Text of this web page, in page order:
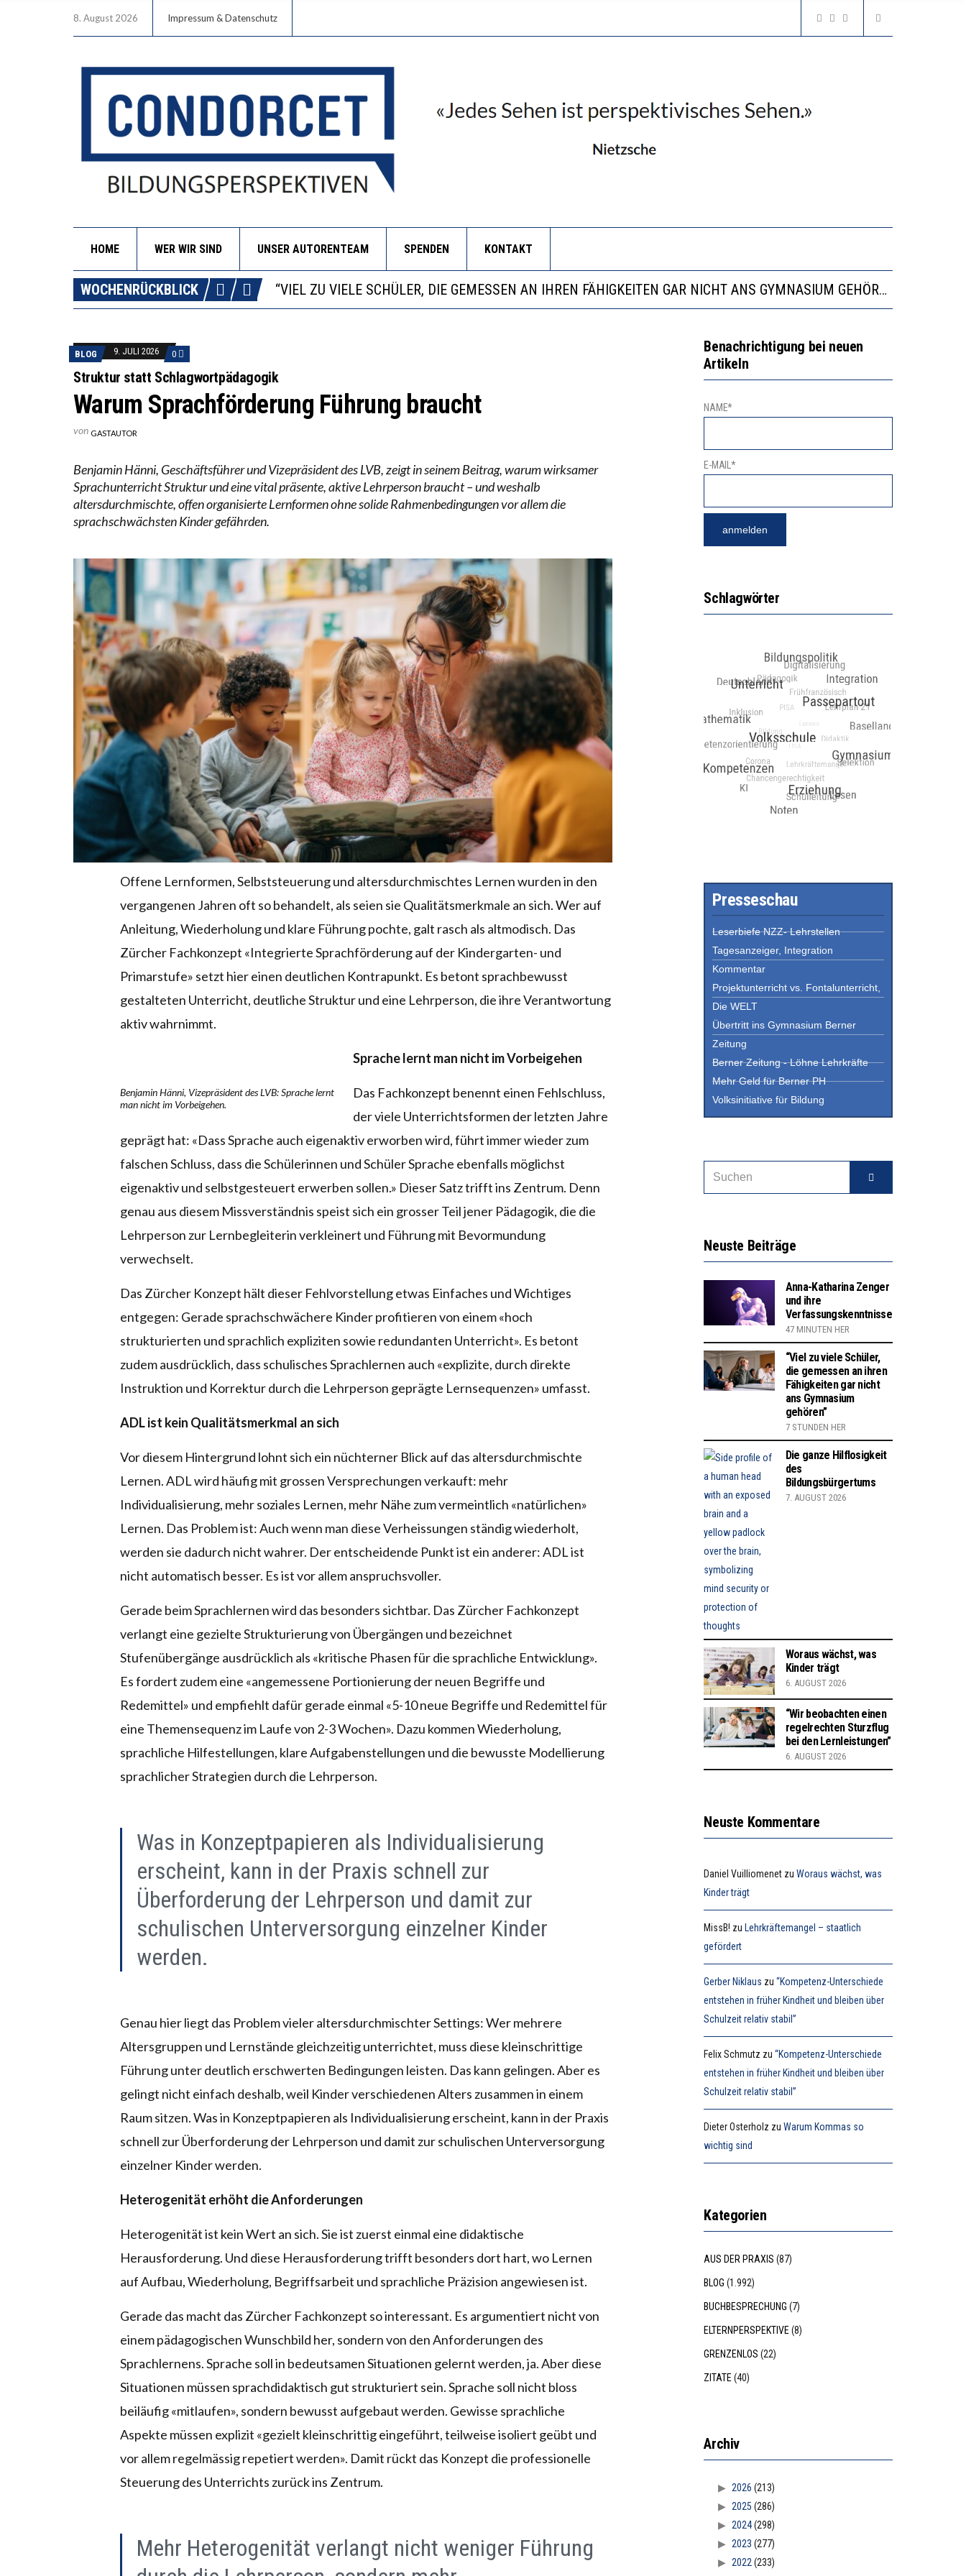
8. August 2026 Impressum & Datenschutz
HOME WER WIR SIND UNSER AUTORENTEAM SPENDEN KONTAKT
WOCHENRÜCKBLICK
“WIR BEOBACHTEN EINEN REGELRECHTEN STURZFLUG BEI DEN LERNLEISTUNGEN”
ANNA-KATHARINA ZENGER UND IHRE VERFASSUNGSKENNTNISSE
“VIEL ZU VIELE SCHÜLER, DIE GEMESSEN AN IHREN FÄHIGKEITEN GAR NICHT ANS GYMNASIUM GEHÖREN”
DIE GANZE HILFLOSIGKEIT DES BILDUNGSBÜRGERTUMS
“WIR BEOBACHTEN EINEN REGELRECHTEN STURZFLUG BEI DEN LERNLEISTUNGEN”
BLOG 9. JULI 2026 0
Struktur statt Schlagwortpädagogik
Warum Sprachförderung Führung braucht
von GASTAUTOR
Benjamin Hänni, Geschäftsführer und Vizepräsident des LVB, zeigt in seinem Beitrag, warum wirksamer
Sprachunterricht Struktur und eine vital präsente, aktive Lehrperson braucht – und weshalb
altersdurchmischte, offen organisierte Lernformen ohne solide Rahmenbedingungen vor allem die
sprachschwächsten Kinder gefährden.
Offene Lernformen, Selbststeuerung und altersdurchmischtes Lernen wurden in den
vergangenen Jahren oft so behandelt, als seien sie Qualitätsmerkmale an sich. Wer auf
Anleitung, Wiederholung und klare Führung pochte, galt rasch als altmodisch. Das
Zürcher Fachkonzept «Integrierte Sprachförderung auf der Kindergarten- und
Primarstufe» setzt hier einen deutlichen Kontrapunkt. Es betont sprachbewusst
gestalteten Unterricht, deutliche Struktur und eine Lehrperson, die ihre Verantwortung
aktiv wahrnimmt.
Benjamin Hänni, Vizepräsident des LVB: Sprache lernt
man nicht im Vorbeigehen.
Sprache lernt man nicht im Vorbeigehen
Das Fachkonzept benennt einen Fehlschluss,
der viele Unterrichtsformen der letzten Jahre
geprägt hat: «Dass Sprache auch eigenaktiv erworben wird, führt immer wieder zum
falschen Schluss, dass die Schülerinnen und Schüler Sprache ebenfalls möglichst
eigenaktiv und selbstgesteuert erwerben sollen.» Dieser Satz trifft ins Zentrum. Denn
genau aus diesem Missverständnis speist sich ein grosser Teil jener Pädagogik, die die
Lehrperson zur Lernbegleiterin verkleinert und Führung mit Bevormundung
verwechselt.
Das Zürcher Konzept hält dieser Fehlvorstellung etwas Einfaches und Wichtiges
entgegen: Gerade sprachschwächere Kinder profitieren von einem «hoch
strukturierten und sprachlich expliziten sowie redundanten Unterricht». Es betont
zudem ausdrücklich, dass schulisches Sprachlernen auch «explizite, durch direkte
Instruktion und Korrektur durch die Lehrperson geprägte Lernsequenzen» umfasst.
ADL ist kein Qualitätsmerkmal an sich
Vor diesem Hintergrund lohnt sich ein nüchterner Blick auf das altersdurchmischte
Lernen. ADL wird häufig mit grossen Versprechungen verkauft: mehr
Individualisierung, mehr soziales Lernen, mehr Nähe zum vermeintlich «natürlichen»
Lernen. Das Problem ist: Auch wenn man diese Verheissungen ständig wiederholt,
werden sie dadurch nicht wahrer. Der entscheidende Punkt ist ein anderer: ADL ist
nicht automatisch besser. Es ist vor allem anspruchsvoller.
Gerade beim Sprachlernen wird das besonders sichtbar. Das Zürcher Fachkonzept
verlangt eine gezielte Strukturierung von Übergängen und bezeichnet
Stufenübergänge ausdrücklich als «kritische Phasen für die sprachliche Entwicklung».
Es fordert zudem eine «angemessene Portionierung der neuen Begriffe und
Redemittel» und empfiehlt dafür gerade einmal «5-10 neue Begriffe und Redemittel für
eine Themensequenz im Laufe von 2-3 Wochen». Dazu kommen Wiederholung,
sprachliche Hilfestellungen, klare Aufgabenstellungen und die bewusste Modellierung
sprachlicher Strategien durch die Lehrperson.
Was in Konzeptpapieren als Individualisierung
erscheint, kann in der Praxis schnell zur
Überforderung der Lehrperson und damit zur
schulischen Unterversorgung einzelner Kinder
werden.
Genau hier liegt das Problem vieler altersdurchmischter Settings: Wer mehrere
Altersgruppen und Lernstände gleichzeitig unterrichtet, muss diese kleinschrittige
Führung unter deutlich erschwerten Bedingungen leisten. Das kann gelingen. Aber es
gelingt nicht einfach deshalb, weil Kinder verschiedenen Alters zusammen in einem
Raum sitzen. Was in Konzeptpapieren als Individualisierung erscheint, kann in der Praxis
schnell zur Überforderung der Lehrperson und damit zur schulischen Unterversorgung
einzelner Kinder werden.
Heterogenität erhöht die Anforderungen
Heterogenität ist kein Wert an sich. Sie ist zuerst einmal eine didaktische
Herausforderung. Und diese Herausforderung trifft besonders dort hart, wo Lernen
auf Aufbau, Wiederholung, Begriffsarbeit und sprachliche Präzision angewiesen ist.
Gerade das macht das Zürcher Fachkonzept so interessant. Es argumentiert nicht von
einem pädagogischen Wunschbild her, sondern von den Anforderungen des
Sprachlernens. Sprache soll in bedeutsamen Situationen gelernt werden, ja. Aber diese
Situationen müssen sprachdidaktisch gut strukturiert sein. Sprache soll nicht bloss
beiläufig «mitlaufen», sondern bewusst aufgebaut werden. Gewisse sprachliche
Aspekte müssen explizit «gezielt kleinschrittig eingeführt, teilweise isoliert geübt und
vor allem regelmässig repetiert werden». Damit rückt das Konzept die professionelle
Steuerung des Unterrichts zurück ins Zentrum.
Mehr Heterogenität verlangt nicht weniger Führung
Benachrichtigung bei neuen
Artikeln
NAME*
E-MAIL*
Schlagwörter
Presseschau
Leserbiefe NZZ- Lehrstellen
Tagesanzeiger, Integration
Kommentar
Projektunterricht vs. Fontalunterricht,
Die WELT
Übertritt ins Gymnasium Berner
Zeitung
Berner Zeitung - Löhne Lehrkräfte
Mehr Geld für Berner PH
Volksinitiative für Bildung
Neuste Beiträge
Anna-Katharina Zenger
und ihre
Verfassungskenntnisse
47 MINUTEN HER
“Viel zu viele Schüler,
die gemessen an ihren
Fähigkeiten gar nicht
ans Gymnasium
gehören”
7 STUNDEN HER
Die ganze Hilflosigkeit
des
Bildungsbürgertums
7. AUGUST 2026
Woraus wächst, was
Kinder trägt
6. AUGUST 2026
“Wir beobachten einen
regelrechten Sturzflug
bei den Lernleistungen”
6. AUGUST 2026
Neuste Kommentare
Daniel Vuilliomenet zuWoraus wächst, was
Kinder trägt
MissB! zu Lehrkräftemangel – staatlich
gefördert
Gerber Niklaus zu“Kompetenz-Unterschiede
entstehen in früher Kindheit und bleiben über
Schulzeit relativ stabil”
Felix Schmutz zu“Kompetenz-Unterschiede
entstehen in früher Kindheit und bleiben über
Schulzeit relativ stabil”
Dieter Osterholz zuWarum Kommas so
wichtig sind
Kategorien
AUS DER PRAXIS (87)
BLOG (1.992)
BUCHBESPRECHUNG (7)
ELTERNPERSPEKTIVE(8)
GRENZENLOS (22)
ZITATE(40)
Archiv
2026 (213)
2025 (286)
2024(298)
2023 (277)
2022(233)